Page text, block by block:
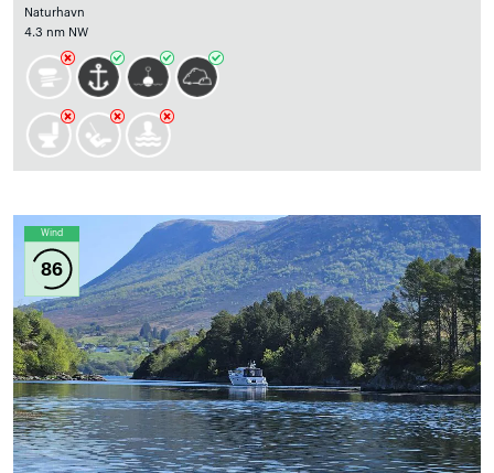
Naturhavn
4.3 nm NW
Wind
86